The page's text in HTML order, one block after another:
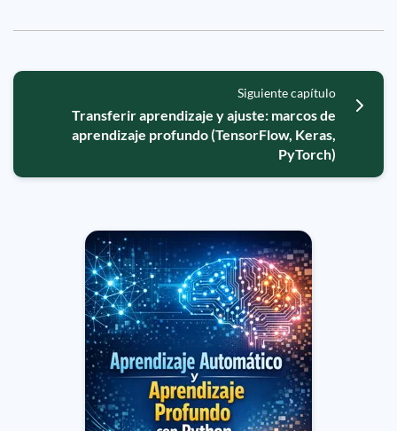
Siguiente capítulo
Transferir aprendizaje y ajuste: marcos de
aprendizaje profundo (TensorFlow, Keras,
PyTorch)